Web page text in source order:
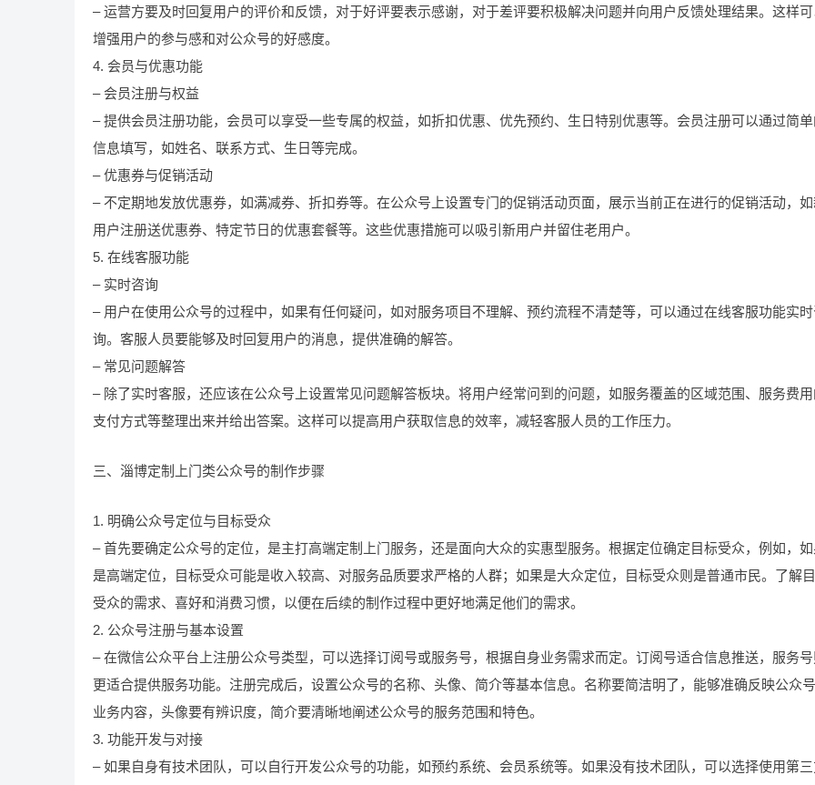
– 运营方要及时回复用户的评价和反馈，对于好评要表示感谢，对于差评要积极解决问题并向用户反馈处理结果。这样可
增强用户的参与感和对公众号的好感度。
4. 会员与优惠功能
– 会员注册与权益
– 提供会员注册功能，会员可以享受一些专属的权益，如折扣优惠、优先预约、生日特别优惠等。会员注册可以通过简单
信息填写，如姓名、联系方式、生日等完成。
– 优惠券与促销活动
– 不定期地发放优惠券，如满减券、折扣券等。在公众号上设置专门的促销活动页面，展示当前正在进行的促销活动，
用户注册送优惠券、特定节日的优惠套餐等。这些优惠措施可以吸引新用户并留住老用户。
5. 在线客服功能
– 实时咨询
– 用户在使用公众号的过程中，如果有任何疑问，如对服务项目不理解、预约流程不清楚等，可以通过在线客服功能实时
询。客服人员要能够及时回复用户的消息，提供准确的解答。
– 常见问题解答
– 除了实时客服，还应该在公众号上设置常见问题解答板块。将用户经常问到的问题，如服务覆盖的区域范围、服务费用
支付方式等整理出来并给出答案。这样可以提高用户获取信息的效率，减轻客服人员的工作压力。
三、淄博定制上门类公众号的制作步骤
1. 明确公众号定位与目标受众
– 首先要确定公众号的定位，是主打高端定制上门服务，还是面向大众的实惠型服务。根据定位确定目标受众，例如，如
是高端定位，目标受众可能是收入较高、对服务品质要求严格的人群；如果是大众定位，目标受众则是普通市民。了解
受众的需求、喜好和消费习惯，以便在后续的制作过程中更好地满足他们的需求。
2. 公众号注册与基本设置
– 在微信公众平台上注册公众号类型，可以选择订阅号或服务号，根据自身业务需求而定。订阅号适合信息推送，服务号
更适合提供服务功能。注册完成后，设置公众号的名称、头像、简介等基本信息。名称要简洁明了，能够准确反映公众
业务内容，头像要有辨识度，简介要清晰地阐述公众号的服务范围和特色。
3. 功能开发与对接
– 如果自身有技术团队，可以自行开发公众号的功能，如预约系统、会员系统等。如果没有技术团队，可以选择使用第三